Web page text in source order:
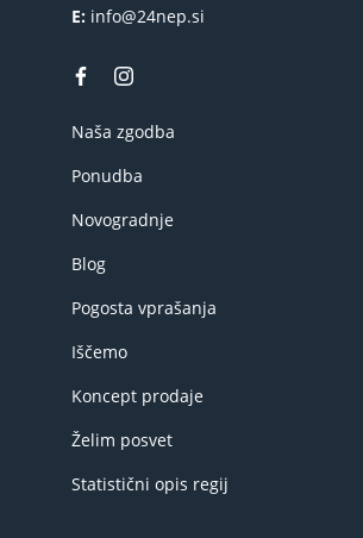
E: info@24nep.si
Naša zgodba
Ponudba
Novogradnje
Blog
Pogosta vprašanja
Iščemo
Koncept prodaje
Želim posvet
Statistični opis regij